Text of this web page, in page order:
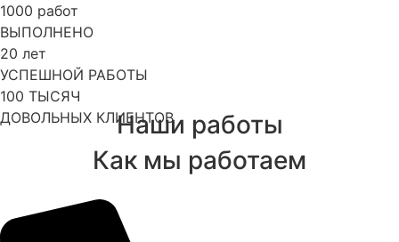
1000 работ
ВЫПОЛНЕНО
20 лет
УСПЕШНОЙ РАБОТЫ
100 ТЫСЯЧ
ДОВОЛЬНЫХ КЛИЕНТОВНаши работы
Как мы работаем